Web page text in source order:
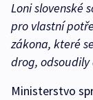
Loni slovenské
pro vlastní
zákona, které
drog, odsoudily
Ministerstvo